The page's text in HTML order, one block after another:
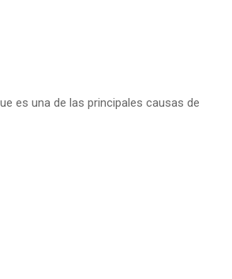
es una de las principales causas de